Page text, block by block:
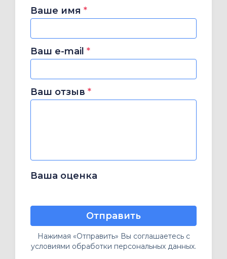
Ваше имя *
Ваш e-mail *
Ваш отзыв *
Ваша оценка
Отправить
Нажимая «Отправить» Вы соглашаетесь с
условиями обработки персональных данных.